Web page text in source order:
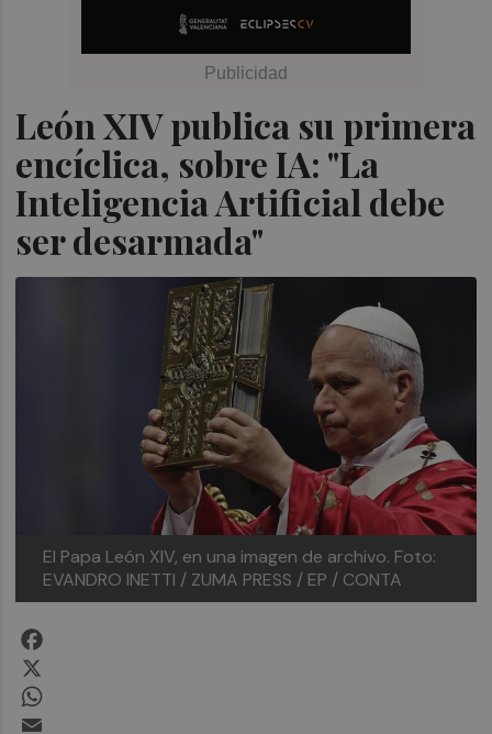
León XIV publica su primera
encíclica, sobre IA: "La
Inteligencia Artificial debe
ser desarmada"
El Papa León XIV, en una imagen de archivo. Foto:
EVANDRO INETTI / ZUMA PRESS / EP / CONTA